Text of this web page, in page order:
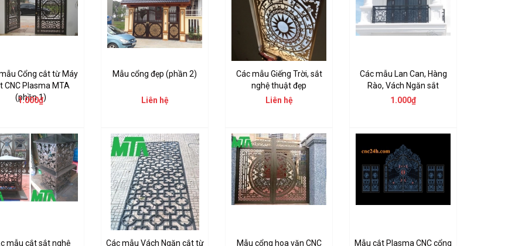
Cổng cắt từ Máy
CNC Plasma MTA
(phần 1)
1.000₫
Mẫu cổng đẹp (phần 2)
Liên hệ
Các mẫu Giếng Trời, sắt
nghệ thuật đẹp
Liên hệ
Các mẫu Lan Can, Hàng
Rào, Vách Ngăn sắt
1.000₫
mẫu cắt sắt nghệ
Các mẫu Vách Ngăn cắt từ
Mẫu cổng hoa văn CNC
Mẫu cắt Plasma CNC cổng